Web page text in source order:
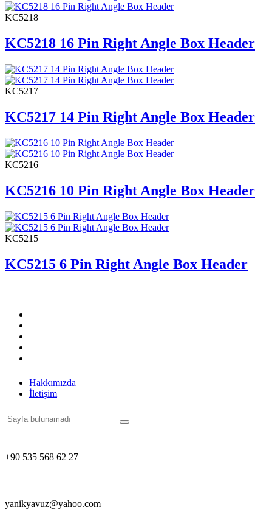
KC5218
KC5218 16 Pin Right Angle Box Header
KC5217
KC5217 14 Pin Right Angle Box Header
KC5216
KC5216 10 Pin Right Angle Box Header
KC5215
KC5215 6 Pin Right Angle Box Header
Hakkımızda
İletişim
+90 535 568 62 27
yanikyavuz@yahoo.com